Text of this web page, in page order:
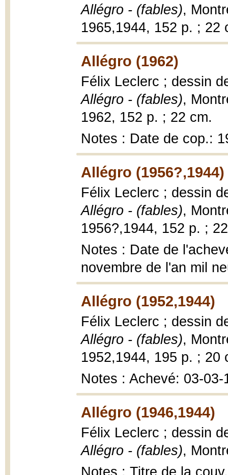
Allégro - (fables),
1965,1944, 152 p. ; 22
Allégro (1962)
Félix Leclerc ; dessin
Allégro - (fables),
1962, 152 p. ; 22 cm.
Notes : Date de cop.:
Allégro (1956?,1944)
Félix Leclerc ; dessin
Allégro - (fables),
1956?,1944, 152 p. ;
Notes : Date de
novembre de l'an mil
Allégro (1952,1944)
Félix Leclerc ; dessin
Allégro - (fables),
1952,1944, 195 p. ; 20
Notes : Achevé: 03-03-
Allégro (1946,1944)
Félix Leclerc ; dessin
Allégro - (fables),
Notes : Titre de la